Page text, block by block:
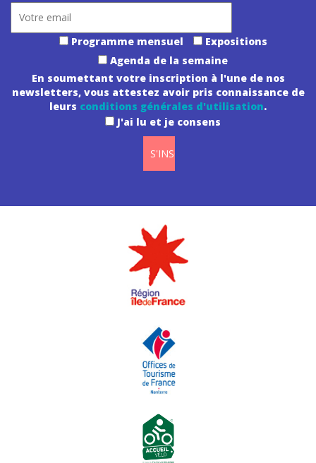
Programme mensuel
Expositions
Agenda de la semaine
En soumettant votre inscription à l'une de nos
newsletters, vous attestez avoir pris connaissance de
leurs conditions générales d'utilisation.
J'ai lu et je consens